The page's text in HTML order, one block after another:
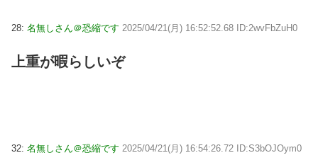
28: 名無しさん＠恐縮です 2025/04/21(月) 16:52:52.68 ID:2wvFbZuH0
上重が暇らしいぞ
32: 名無しさん＠恐縮です 2025/04/21(月) 16:54:26.72 ID:S3bOJOym0